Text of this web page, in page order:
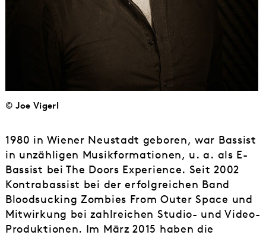
© Joe Vigerl
1980 in Wiener Neustadt geboren, war Bassist
in unzähligen Musikformationen, u. a. als E-
Bassist bei The Doors Experience. Seit 2002
Kontrabassist bei der erfolgreichen Band
Bloodsucking Zombies From Outer Space und
Mitwirkung bei zahlreichen Studio- und Video-
Produktionen. Im März 2015 haben die